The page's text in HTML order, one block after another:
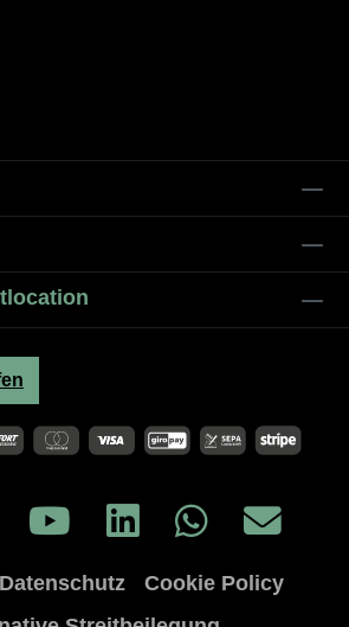
Datenschutz
Cookie Policy